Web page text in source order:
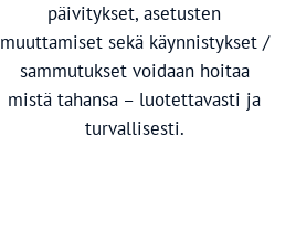
päivitykset, asetusten
muuttamiset sekä käynnistykset /
sammutukset voidaan hoitaa
mistä tahansa – luotettavasti ja
turvallisesti.